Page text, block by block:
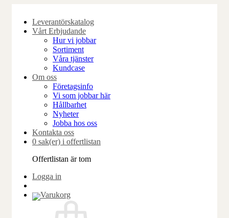
content
Leverantörskatalog
Vårt Erbjudande
Hur vi jobbar
Sortiment
Våra tjänster
Kundcase
Om oss
Företagsinfo
Vi som jobbar här
Hållbarhet
Nyheter
Jobba hos oss
Kontakta oss
0 sak(er) i offertlistan
Offertlistan är tom
Logga in